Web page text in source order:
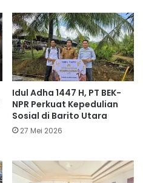
Idul Adha 1447 H, PT BEK-
NPR Perkuat Kepedulian
Sosial di Barito Utara
27 Mei 2026